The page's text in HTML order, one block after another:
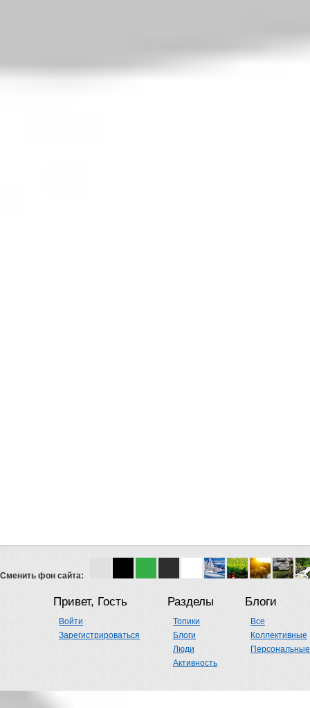
Сменить фон сайта:
Привет, Гость
Войти
Зарегистрироваться
Разделы
Топики
Блоги
Люди
Активность
Блоги
Все
Коллективные
Персональные